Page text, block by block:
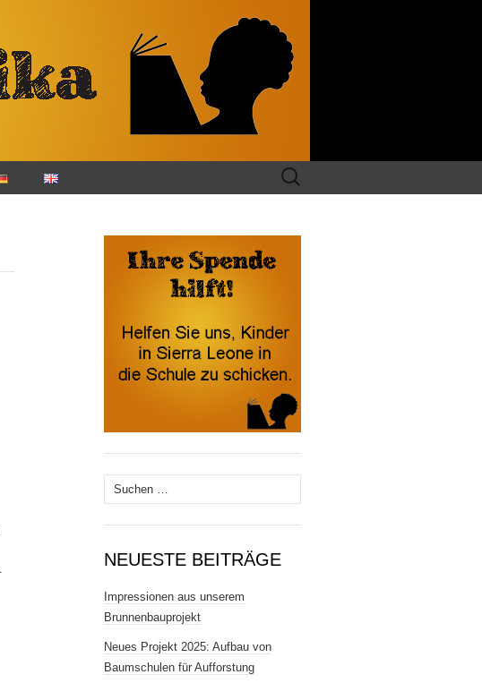
Suchen
nach:
Suchen
nach:
NEUESTE BEITRÄGE
Impressionen aus unserem
Brunnenbauprojekt
Neues Projekt 2025: Aufbau von
Baumschulen für Aufforstung